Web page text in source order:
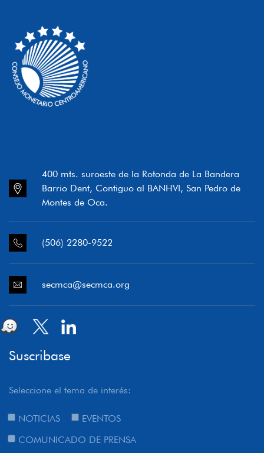
400 mts. suroeste de la Rotonda de La Bandera
Barrio Dent, Contiguo al BANHVI, San Pedro de
Montes de Oca.
(506) 2280-9522
secmca@secmca.org
Suscribase
Seleccione el tema de interés:
NOTICIAS
EVENTOS
COMUNICADO DE PRENSA